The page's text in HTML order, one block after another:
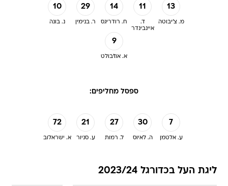
10
נ. בונה
29
ר. בנימין
14
ח. רודריגס
11
ד.
איינבינדר
13
מ. צ'יבוטה
9
א. אוז'בולט
ספסל מחליפים:
72
א. ישראלוב
21
ע. סניור
27
ל. רמות
30
ה. לאיוס
7
ע. אלטמן
ליגת העל בכדורגל 2023/24